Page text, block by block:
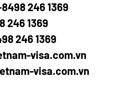
246 1369
246 1369
246 1369
visa.com.vn
visa.com.vn